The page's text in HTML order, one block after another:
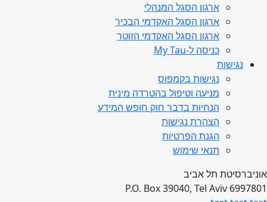
ארגון הסגל המנהלי
ארגון הסגל האקדמי הבכיר
ארגון הסגל האקדמי הזוטר
כניסה ל-My Tau
נגישות
נגישות בקמפוס
מניעה וטיפול בהטרדה מינית
הנחיות בדבר חוק חופש המידע
הצהרת נגישות
הגנת הפרטיות
תנאי שימוש
אוניברסיטת תל אביב
P.O. Box 39040, Tel Aviv 6997801